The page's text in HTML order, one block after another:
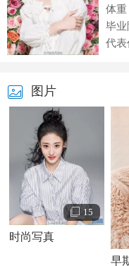
体重
毕业
代表
图片
15
时尚写真
早